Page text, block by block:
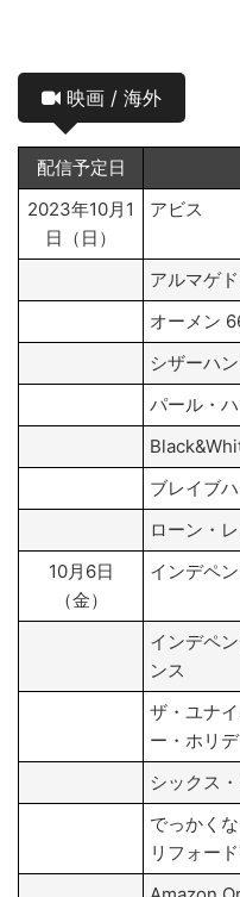
映画 / 海外
配信予定日
2023年10月1
日（日）
アビス
アルマゲ
オーメン
シザーハ
パール・
ブレイブ
ローン・
10月6日
（金）
インデペ
インデペ
ンス
ザ・ユナ
ー・ホリ
シックス
でっかく
リフォード